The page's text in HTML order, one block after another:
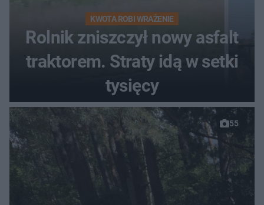
KWOTA ROBI WRAŻENIE
Rolnik zniszczył nowy asfalt
traktorem. Straty idą w setki
tysięcy
55